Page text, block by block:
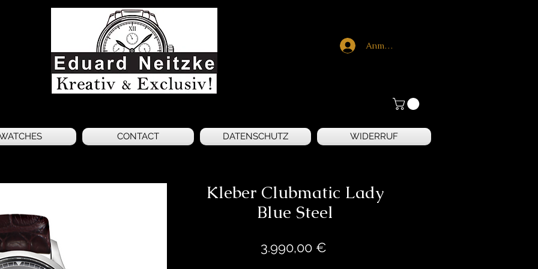
Anmelden
CONTACT DATENSCHUTZ WIDERRUF
Kleber Clubmatic Lady
Blue Steel
3.990,00 €